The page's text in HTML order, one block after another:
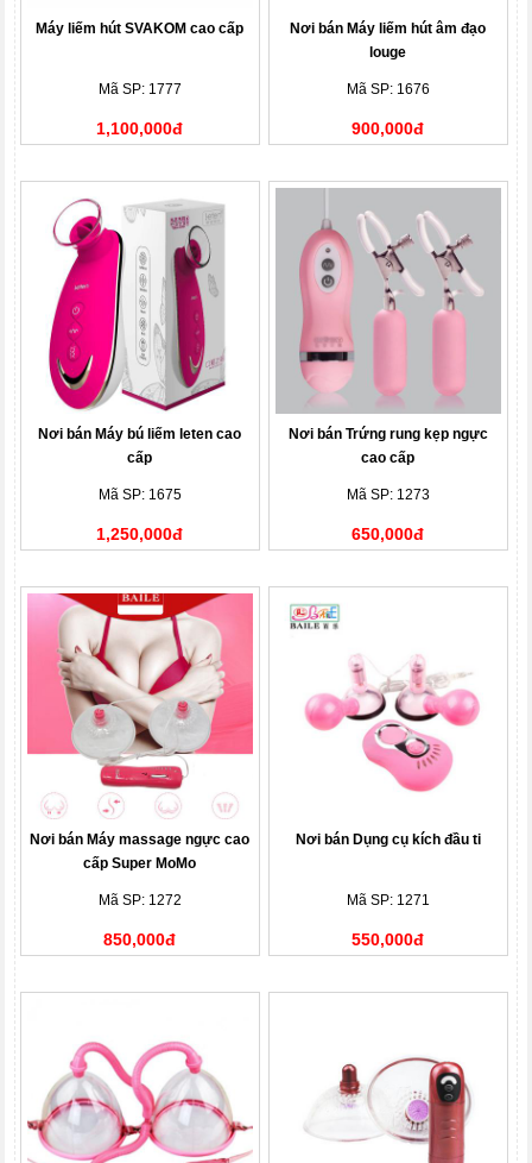
Máy liếm hút SVAKOM cao cấp
Mã SP: 1777
1,100,000đ
Nơi bán Máy liếm hút âm đạo
louge
Mã SP: 1676
900,000đ
Nơi bán Máy bú liếm leten cao
cấp
Mã SP: 1675
1,250,000đ
Nơi bán Trứng rung kẹp ngực
cao cấp
Mã SP: 1273
650,000đ
Nơi bán Máy massage ngực cao
cấp Super MoMo
Mã SP: 1272
850,000đ
Nơi bán Dụng cụ kích đầu ti
Mã SP: 1271
550,000đ